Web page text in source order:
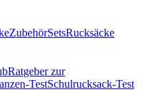
ZubehörSetsRucksäcke
Ratgeber zur
TestSchulrucksack-Test